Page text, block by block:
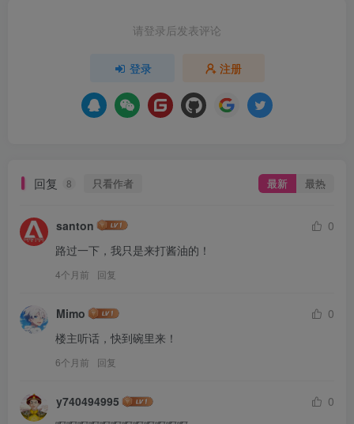
请登录后发表评论
登录 注册
回复 8 只看作者 最新 最热
santon
0
路过一下，我只是来打酱油的！
4个月前 回复
Mimo
0
楼主听话，快到碗里来！
6个月前 回复
y740494995
0